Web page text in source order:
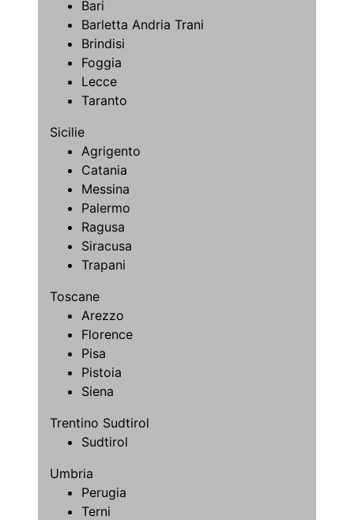
Bari
Barletta Andria Trani
Brindisi
Foggia
Lecce
Taranto
Sicilie
Agrigento
Catania
Messina
Palermo
Ragusa
Siracusa
Trapani
Toscane
Arezzo
Florence
Pisa
Pistoia
Siena
Trentino Sudtirol
Sudtirol
Umbria
Perugia
Terni